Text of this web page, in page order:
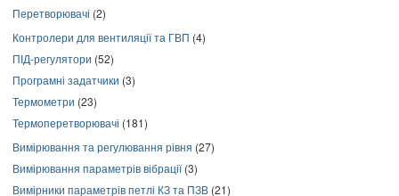
Перетворювачі (2)
Контролери для вентиляції та ГВП (4)
ПІД-регулятори (52)
Програмні задатчики (3)
Термометри (23)
Термоперетворювачі (181)
Вимірювання та регулювання рівня (27)
Вимірювання параметрів вібрації(3)
Вимірники параметрів петлі КЗ та ПЗВ (21)